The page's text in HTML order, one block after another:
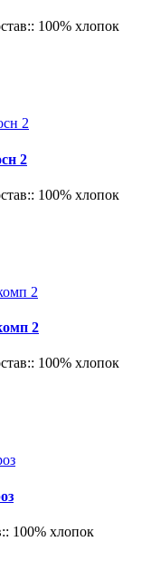
100% хлопок
2
100% хлопок
2
100% хлопок
100% хлопок